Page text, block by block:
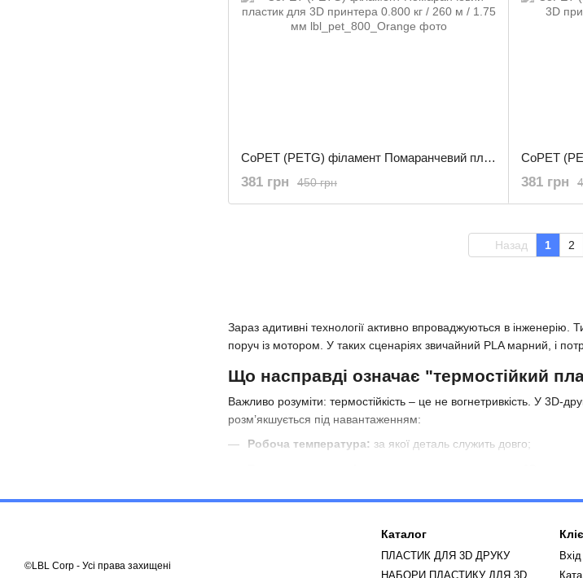
Зараз адитивні технології активно впроваджуються в
поруч із мотором. У таких сценаріях звичайний PLA марний, і
Що насправді означає "термостійкий
Важливо розуміти: термостійкість – це не вогнетривкість. У
розм’якшується під навантаженням:
Робоча температура: за якої деталь служить довго;
Коли звичайний 3D філамент не
CoPET (PETG) філамент Помаранчевий пластик для 3D принтера 0.800 кг / 260 м / 1.75 мм
450 грн
381 грн 381 грн
Назад 1 2
©LBL Corp - Усі права захищені
Каталог
ПЛАСТИК ДЛЯ 3D ДРУКУ
НАБОРИ ПЛАСТИКУ ДЛЯ 3D